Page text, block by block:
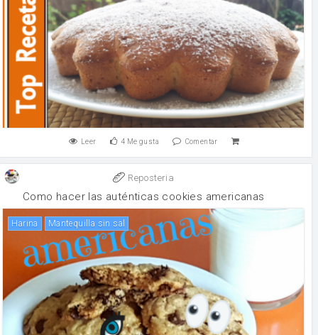
Leer 4 Me gusta Comentar
Reposteria
Como hacer las auténticas cookies americanas
harina mantequilla sin sal